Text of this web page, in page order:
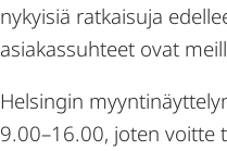
nykyisiä ratkaisuja
asiakassuhteet ovat
Helsingin
9.00–16.00, joten voitte